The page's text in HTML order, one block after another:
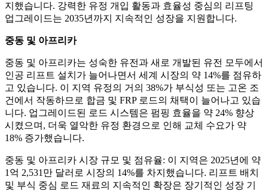
지했습니다. 강력한 유정 개입 활동과 효율성 중심의 리프팅
업그레이드는 2035년까지 지속적인 성장을 지원합니다.
중동 및 아프리카
중동 및 아프리카는 성숙한 유전과 새로 개발된 유전 모두에서
인공 리프트 설치가 늘어나면서 세계 시장의 약 14%를 점유하
고 있습니다. 이 지역 유정의 거의 38%가 부식성 또는 고온 조
건에서 작동하므로 합금 및 FRP 로드의 채택이 늘어나고 있습
니다. 업그레이드된 로드 시스템은 펌핑 효율을 약 24% 향상
시켰으며, 더욱 열악한 유정 환경으로 인해 교체 수요가 약
18% 증가했습니다.
중동 및 아프리카 시장 규모 및 점유율: 이 지역은 2025년에 약
1억 2,531만 달러로 시장의 14%를 차지했습니다. 리프트 배치
및 부식 중심 로드 재료의 지속적인 확장은 장기적인 성장 기